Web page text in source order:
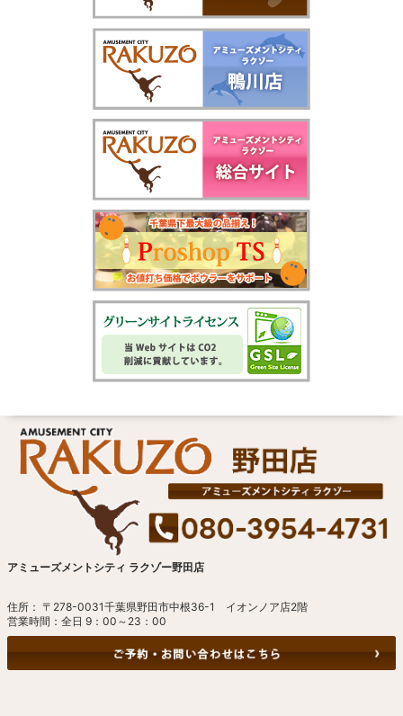
アミューズメントシティ ラクゾー野田店
住所： 〒278-0031千葉県野田市中根36-1 イオンノア店2階
営業時間：全日 9：00～23：00